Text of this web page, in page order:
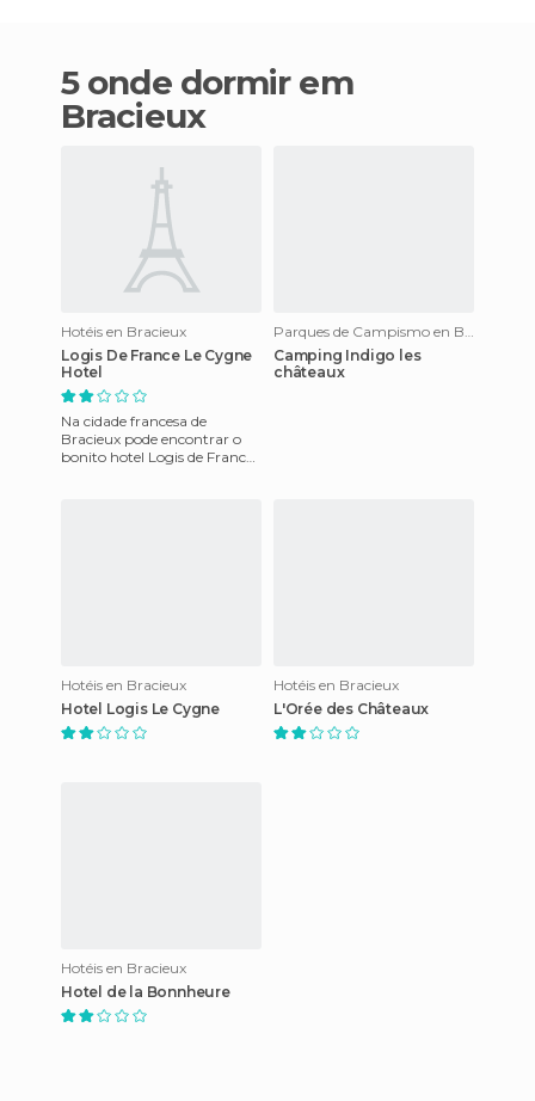
5 onde dormir em
Bracieux
Hotéis en Bracieux
Logis De France Le Cygne
Hotel
Na cidade francesa de
Bracieux pode encontrar o
bonito hotel Logis de France
Camping Indigo les
châteaux
Hotéis en Bracieux
Hotel Logis Le Cygne
Hotéis en Bracieux
L'Orée des Châteaux
Hotéis en Bracieux
Hotel de la Bonnheure